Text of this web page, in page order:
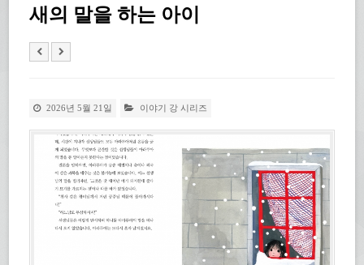
새의 말을 하는 아이
2026년 5월 21일 이야기 강 시리즈